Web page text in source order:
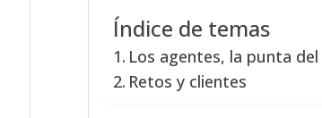
Índice de temas
Los agentes, la punta
Retos y clientes